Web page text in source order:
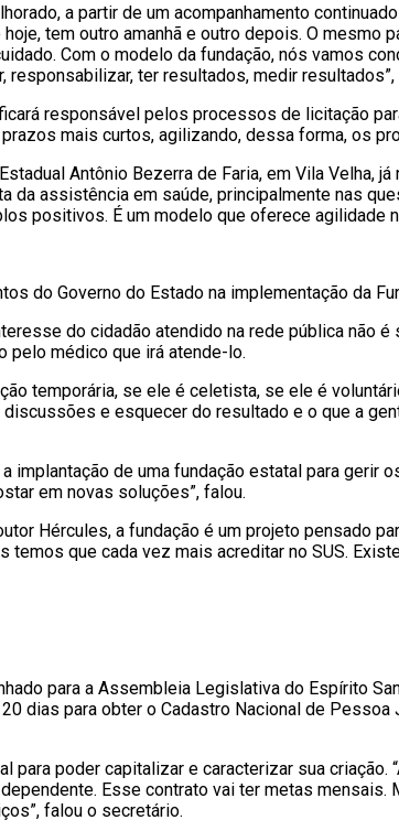
a partir de um acompanhamento
tem outro amanhã e outro depois. O mesmo
Com o modelo da fundação, nós vamos
ter resultados, medir resultados”,
responsável pelos processos de licitação
mais curtos, agilizando, dessa forma, os
Antônio Bezerra de Faria, em Vila Velha,
da assistência em saúde, principalmente nas
positivos. É um modelo que oferece agilidade
do Governo do Estado na implementação da
do cidadão atendido na rede pública não
pelo médico que irá atende-lo.
temporária, se ele é celetista, se ele é
e esquecer do resultado e o que a
implantação de uma fundação estatal para gerir
em novas soluções”, falou.
Hércules, a fundação é um projeto pensado
que cada vez mais acreditar no SUS.
para a Assembleia Legislativa do Espírito
dias para obter o Cadastro Nacional de
poder capitalizar e caracterizar sua criação.
Esse contrato vai ter metas
falou o secretário.